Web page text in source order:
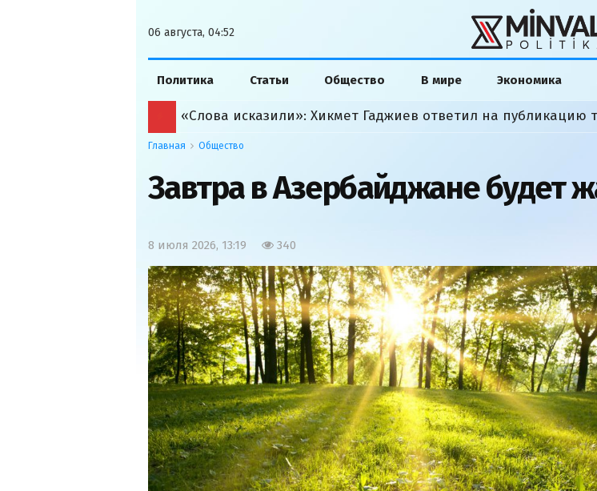
06 августа, 04:52
Политика Статьи Общество В мире Экономика
Главная Общество
Завтра в Азербайджане будет
8 июля 2026, 13:19 340